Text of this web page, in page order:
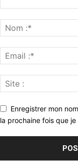
Enregistrer mon
la prochaine fois que